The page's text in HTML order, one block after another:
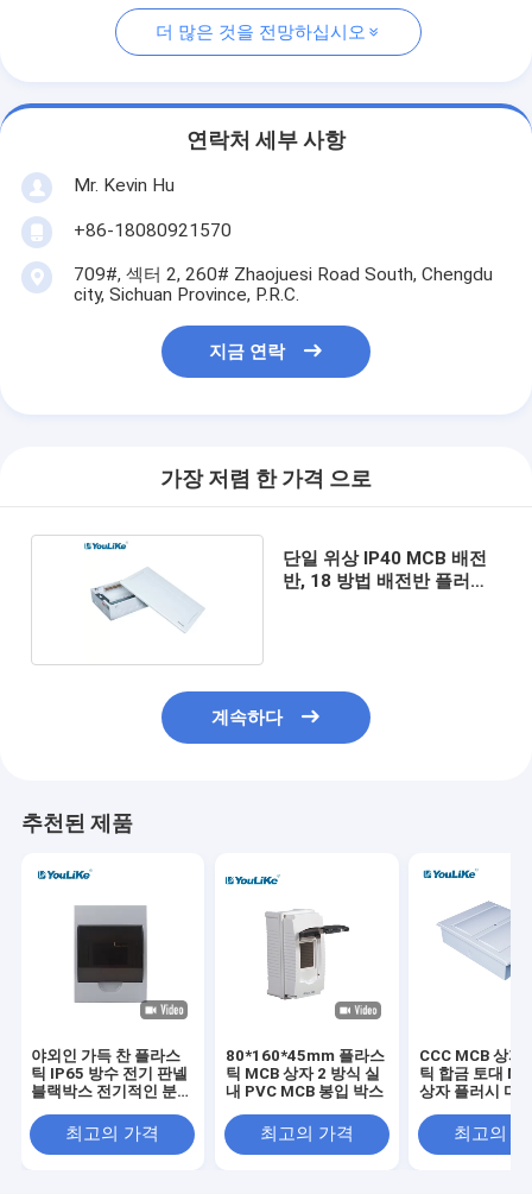
더 많은 것을 전망하십시오
연락처 세부 사항
Mr. Kevin Hu
+86-18080921570
709#, 섹터 2, 260# Zhaojuesi Road South, Chengdu
city, Sichuan Province, P.R.C.
지금 연락
가장 저렴 한 가격 으로
단일 위상 IP40 MCB 배전
반, 18 방법 배전반 플러시
계속하다
추천된 제품
야외인 가득 찬 플라스
틱 IP65 방수 전기 판넬
블랙박스 전기적인 분배
최고의 가격
80*160*45mm 플라스
틱 MCB 상자 2 방식 실
내 PVC MCB 봉입 박스
최고의 가격
CCC MCB 상자
틱 합금 토대
상자 플러시 마
최고의